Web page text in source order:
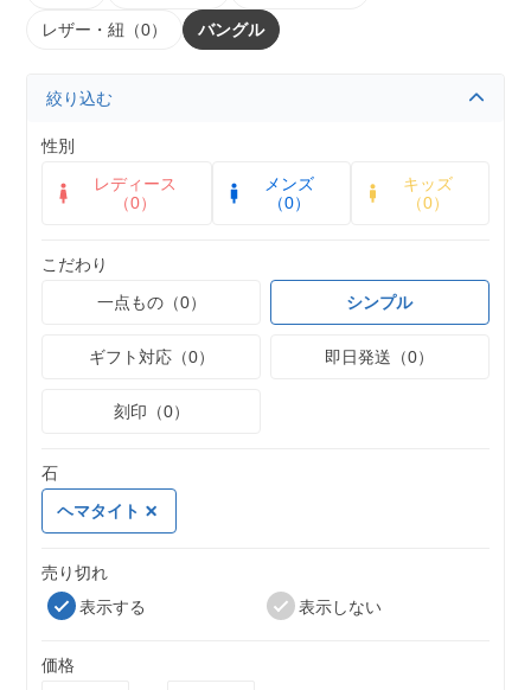
レザー・紐（0） バングル
絞り込む
性別
レディース
（0）
メンズ
（0）
キッズ
（0）
こだわり
一点もの（0）
シンプル
ギフト対応（0） 即日発送（0）
刻印（0）
石
ヘマタイト
売り切れ
表示する
表示しない
価格